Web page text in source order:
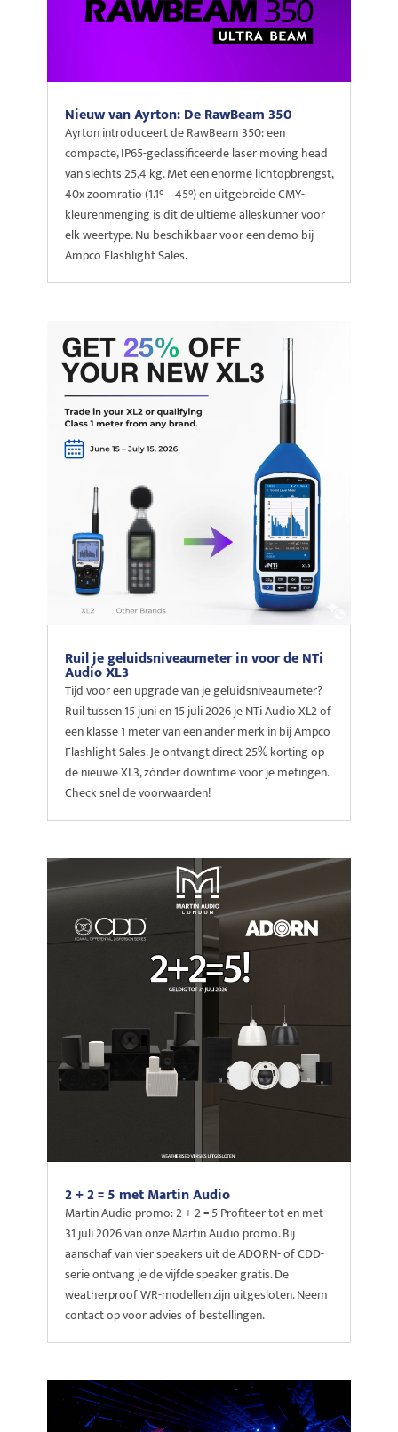
Nieuw van Ayrton: De RawBeam 350
Ayrton introduceert de RawBeam 350: een
compacte, IP65-geclassificeerde laser moving head
van slechts 25,4 kg. Met een enorme lichtopbrengst,
40x zoomratio (1.1° – 45°) en uitgebreide CMY-
kleurenmenging is dit de ultieme alleskunner voor
elk weertype. Nu beschikbaar voor een demo bij
Ampco Flashlight Sales.
Ruil je geluidsniveaumeter in voor de NTi
Audio XL3
Tijd voor een upgrade van je geluidsniveaumeter?
Ruil tussen 15 juni en 15 juli 2026 je NTi Audio XL2 of
een klasse 1 meter van een ander merk in bij Ampco
Flashlight Sales. Je ontvangt direct 25% korting op
de nieuwe XL3, zónder downtime voor je metingen.
Check snel de voorwaarden!
2 + 2 = 5 met Martin Audio
Martin Audio promo: 2 + 2 = 5 Profiteer tot en met
31 juli 2026 van onze Martin Audio promo. Bij
aanschaf van vier speakers uit de ADORN- of CDD-
serie ontvang je de vijfde speaker gratis. De
weatherproof WR-modellen zijn uitgesloten. Neem
contact op voor advies of bestellingen.